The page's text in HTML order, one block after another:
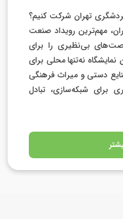
تهران شرکت کنیم؟
مهم‌ترین رویداد صنعت
بی‌نظیری را برای
نه‌تنها محلی برای
دستی و میراث فرهنگی
برای شبکه‌سازی، تبادل